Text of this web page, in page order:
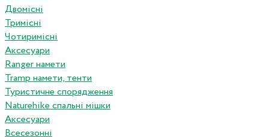
Двомісні
Тримісні
Чотиримісні
Аксесуари
Ranger намети
Tramp намети, тенти
Туристичне спорядження
Naturehike спальні мішки
Аксесуари
Всесезонні